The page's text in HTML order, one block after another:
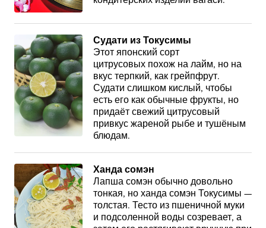
Судати из Токусимы
Этот японский сорт
цитрусовых похож на лайм, но на
вкус терпкий, как грейпфрут.
Судати слишком кислый, чтобы
есть его как обычные фрукты, но
придаёт свежий цитрусовый
привкус жареной рыбе и тушёным
блюдам.
Ханда сомэн
Лапша сомэн обычно довольно
тонкая, но ханда сомэн Токусимы —
толстая. Тесто из пшеничной муки
и подсоленной воды созревает, а